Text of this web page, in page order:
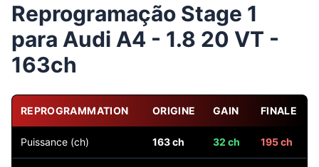
Reprogramação Stage 1
para Audi A4 - 1.8 20 VT -
163ch
REPROGRAMMATION ORIGINE GAIN FINALE
Puissance (ch) 163 ch 32 ch 195 ch